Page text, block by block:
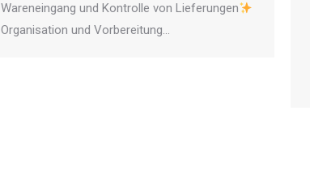
Wareneingang und Kontrolle von Lieferungen
Organisation und Vorbereitung…